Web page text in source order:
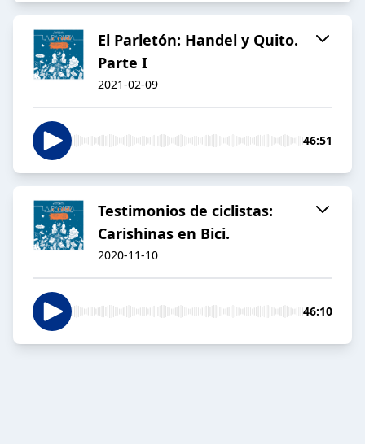
El Parletón: Handel y Quito.
Parte I
2021-02-09
46:51
Testimonios de ciclistas:
Carishinas en Bici.
2020-11-10
46:10